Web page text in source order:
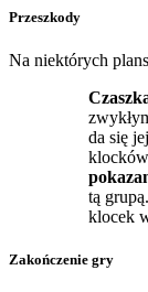
Przeszkody
Na niektórych
da się
tą
klocek
Zakończenie gry